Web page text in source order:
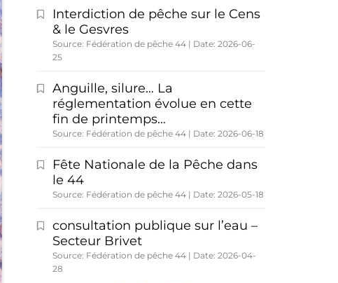
Interdiction de pêche sur le Cens
& le Gesvres
Source: Fédération de pêche 44
Date: 2026-06-
25
Anguille, silure… La
réglementation évolue en cette
fin de printemps…
Source: Fédération de pêche 44 Date: 2026-06-18
Fête Nationale de la Pêche dans
le 44
Source: Fédération de pêche 44 Date: 2026-05-18
consultation publique sur l’eau –
Secteur Brivet
Source: Fédération de pêche 44
Date: 2026-04-
28